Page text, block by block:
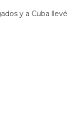
y a Cuba llevé